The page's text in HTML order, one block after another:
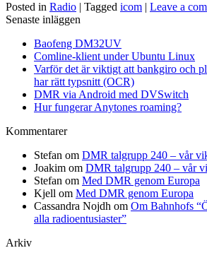
Posted in Radio | Tagged icom | Leave a
Senaste inläggen
Baofeng DM32UV
Comline-klient under Ubuntu Linux
Varför det är viktigt att bankgiro och
har rätt typsnitt (OCR)
DMR via Android med DVSwitch
Hur fungerar Anytones roaming?
Kommentarer
Stefan om DMR talgrupp 240 – vår
Joakim om DMR talgrupp 240 – vår
Stefan om Med DMR genom Europa
Kjell om Med DMR genom Europa
Cassandra Nojdh om Om Bahnhofs
alla radioentusiaster”
Arkiv